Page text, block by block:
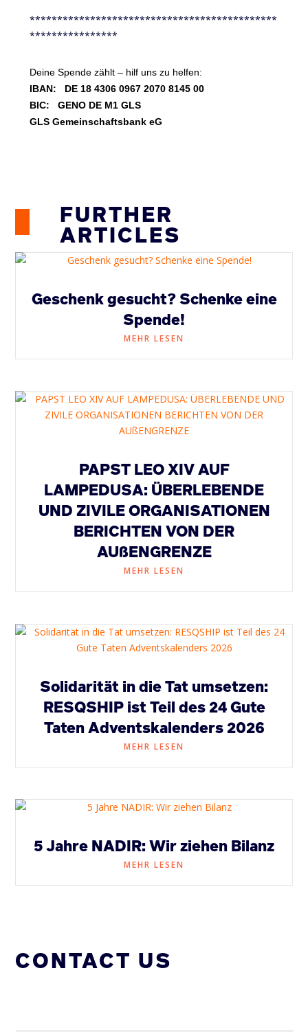
*********************************************
****************
Deine Spende zählt – hilf uns zu helfen:
IBAN: DE 18 4306 0967 2070 8145 00
BIC: GENO DE M1 GLS
GLS Gemeinschaftsbank eG
FURTHER
ARTICLES
Geschenk gesucht? Schenke eine
Spende!
MEHR LESEN
PAPST LEO XIV AUF
LAMPEDUSA: ÜBERLEBENDE
UND ZIVILE ORGANISATIONEN
BERICHTEN VON DER
AUßENGRENZE
MEHR LESEN
Solidarität in die Tat umsetzen:
RESQSHIP ist Teil des 24 Gute
Taten Adventskalenders 2026
MEHR LESEN
5 Jahre NADIR: Wir ziehen Bilanz
MEHR LESEN
CONTACT US